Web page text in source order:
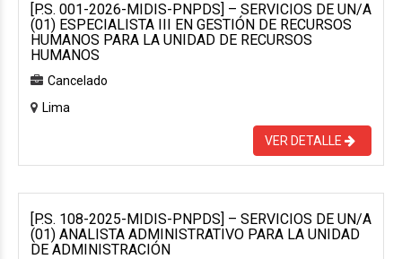
[P.S. 001-2026-MIDIS-PNPDS] – SERVICIOS DE UN/A
(01) ESPECIALISTA III EN GESTIÓN DE RECURSOS
HUMANOS PARA LA UNIDAD DE RECURSOS
HUMANOS
Cancelado
Lima
VER DETALLE
[P.S. 108-2025-MIDIS-PNPDS] – SERVICIOS DE UN/A
(01) ANALISTA ADMINISTRATIVO PARA LA UNIDAD
DE ADMINISTRACIÓN